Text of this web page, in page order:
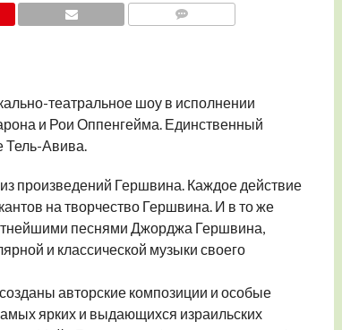
театральное шоу в исполнении
и Рои Оппенгейма. Единственный
Тель-Авива.
произведений Гершвина. Каждое действие
на творчество Гершвина. И в то же
песнями Джорджа Гершвина,
и классической музыки своего
авторские композиции и особые
ярких и выдающихся израильских